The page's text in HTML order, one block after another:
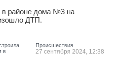
в районе дома №3 на
ДТП.
Проиcшествия
27 сентября 2024, 12:38